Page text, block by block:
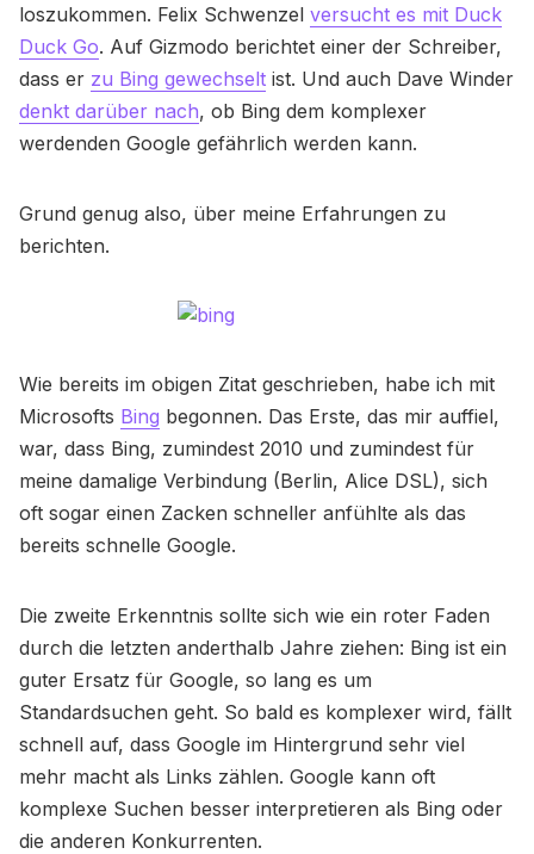
loszukommen. Felix Schwenzel versucht es mit Duck
Duck Go. Auf Gizmodo berichtet einer der Schreiber,
dass er zu Bing gewechselt ist. Und auch Dave Winder
denkt darüber nach, ob Bing dem komplexer
werdenden Google gefährlich werden kann.
Grund genug also, über meine Erfahrungen zu
berichten.
Wie bereits im obigen Zitat geschrieben, habe ich mit
Microsofts Bing begonnen. Das Erste, das mir auffiel,
war, dass Bing, zumindest 2010 und zumindest für
meine damalige Verbindung (Berlin, Alice DSL), sich
oft sogar einen Zacken schneller anfühlte als das
bereits schnelle Google.
Die zweite Erkenntnis sollte sich wie ein roter Faden
durch die letzten anderthalb Jahre ziehen: Bing ist ein
guter Ersatz für Google, so lang es um
Standardsuchen geht. So bald es komplexer wird, fällt
schnell auf, dass Google im Hintergrund sehr viel
mehr macht als Links zählen. Google kann oft
komplexe Suchen besser interpretieren als Bing oder
die anderen Konkurrenten.